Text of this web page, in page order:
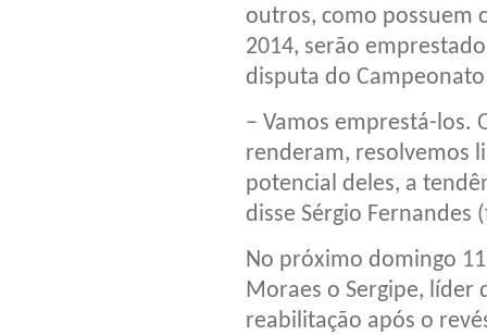
outros, como possuem
2014, serão
disputa do
– Vamos emprestá-los.
renderam, resolvemos
potencial deles, a
disse Sérgio
No próximo domingo
Moraes o Sergipe, líder
reabilitação após o